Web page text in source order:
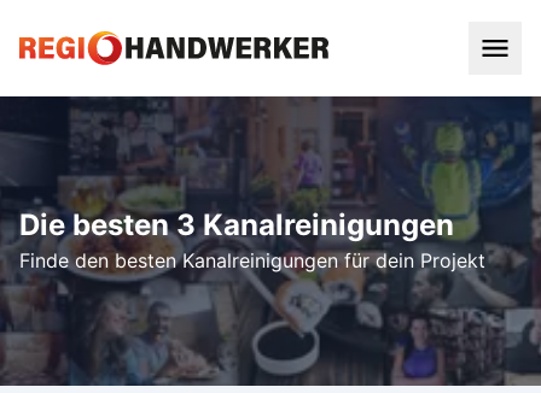
Die besten 3 Kanalreinigungen
Finde den besten Kanalreinigungen für dein Projekt